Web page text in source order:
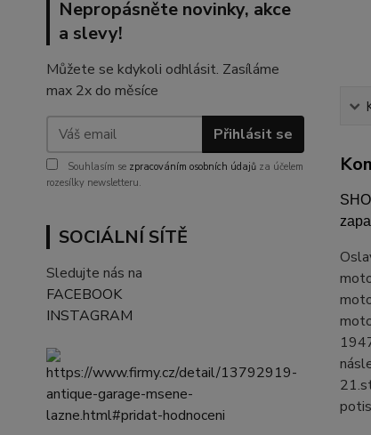
Nepropásněte novinky, akce
a slevy!
Můžete se kdykoli odhlásit. Zasíláme
max 2x do měsíce
Přihlásit se
Souhlasím se zpracováním osobních údajů za účelem
rozesílky newsletteru.
SOCIÁLNÍ SÍTĚ
Sledujte nás na
FACEBOOK
INSTAGRAM